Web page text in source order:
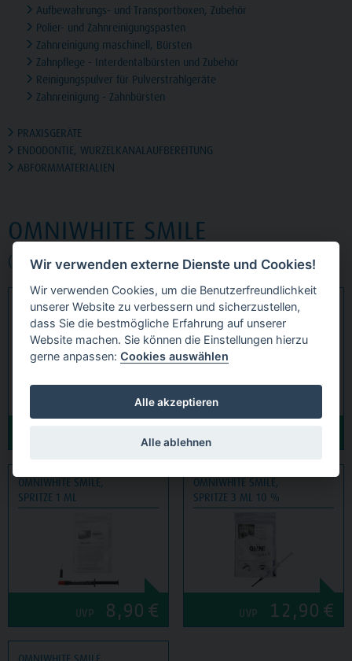
OMNIWHITE SMILE
(5 Produkte)
OMNIWHITE SMILE,
KIT 5 X 3 ML 10 %
54,90 €
OMNIWHITE SMILE,
KIT 5 X 3 ML 16 %
OMNIWHITE SMILE,
SPRITZE 1 ML
UVP 8,90 €
OMNIWHITE SMILE,
SPRITZE 3 ML 10 %
UVP 12,90 €
OMNIWHITE SMILE,
Aufbewahrungs- und Transportboxen, Zubehör
Polier- und Zahnreinigungspasten
Zahnreinigung maschinell, Bürsten
Zahnpflege - Interdentalbürsten und Zubehör
Reinigungspulver für Pulverstrahlgeräte
Zahnreinigung - Zahnbürsten
PRAXISGERÄTE
ENDODONTIE, WURZELKANALAUFBEREITUNG
ABFORMMATERIALIEN
Wir verwenden externe Dienste und Cookies!
Wir verwenden Cookies, um die Benutzerfreundlichkeit
unserer Website zu verbessern und sicherzustellen,
dass Sie die bestmögliche Erfahrung auf unserer
Website machen. Sie können die Einstellungen hierzu
gerne anpassen:Cookies auswählen
Alle akzeptieren
Alle ablehnen